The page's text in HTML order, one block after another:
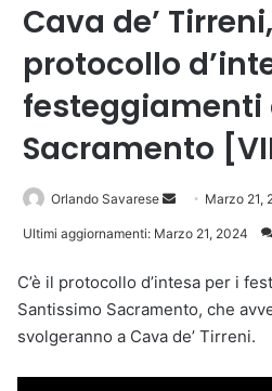
Cava de’
protocollo
festeggiamenti
Sacramento
Orlando Savarese
Invia Marzo 21,
Ultimi aggiornamenti: Marzo 21, 2024
C’è il protocollo d’intesa per i
Santissimo Sacramento, che
svolgeranno a Cava de’ Tirreni.